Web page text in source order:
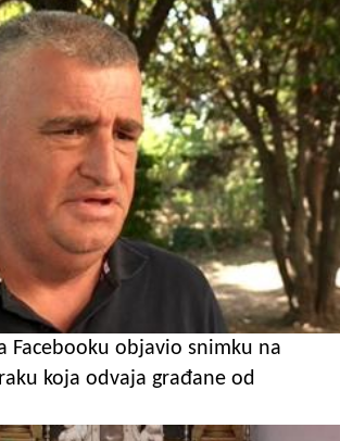
Facebooku objavio snimku na
koja odvaja građane od